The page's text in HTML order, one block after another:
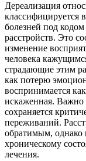
Дереализация
классифицируется
болезней под
расстройств. Это
изменение
человека
страдающие этим
как потерю
воспринимается
искаженная. Важно
сохраняется
переживаний.
обратимым, однако
хроническому
лечения.